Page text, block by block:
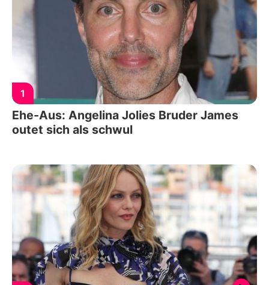
1
Ehe-Aus: Angelina Jolies Bruder James
outet sich als schwul